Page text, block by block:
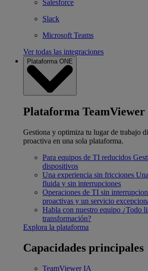
Salesforce
Slack
Microsoft Teams
Ver todas las integraciones
Plataforma ONE
Plataforma TeamViewer
Gestiona y optimiza tu lugar de trabajo
proactiva en una sola plataforma.
Para equipos de TI reducidos
dispositivos
Una experiencia sin fricciones
fluida y sin interrupciones
Operaciones de TI sin
proactivas y un servicio
Habla con nuestro equipo ¿Todo
transformación?
Explora la plataforma
Capacidades principales
TeamViewer IA